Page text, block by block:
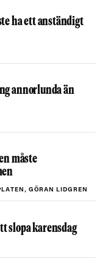
ha ett anständigt
annorlunda än
måste
GÖRAN LIDGREN
slopa karensdag